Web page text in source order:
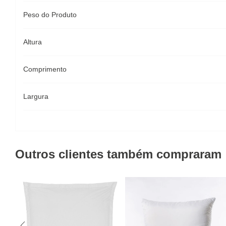
Peso do Produto
Altura
Comprimento
Largura
Outros clientes também compraram